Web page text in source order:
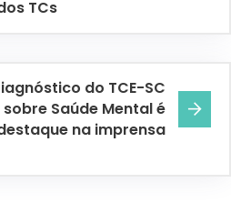
TCs
do TCE-SC
sobre Saúde Mental é
na imprensa